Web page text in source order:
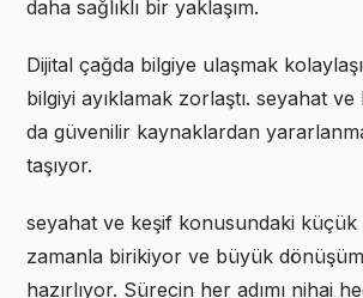
daha sağlıklı bir yaklaşım.
Dijital çağda bilgiye ulaşmak
bilgiyi ayıklamak zorlaştı. seyahat
da güvenilir kaynaklardan
taşıyor.
seyahat ve keşif konusundaki küçük
zamanla birikiyor ve büyük
hazırlıyor. Sürecin her adımı nihai